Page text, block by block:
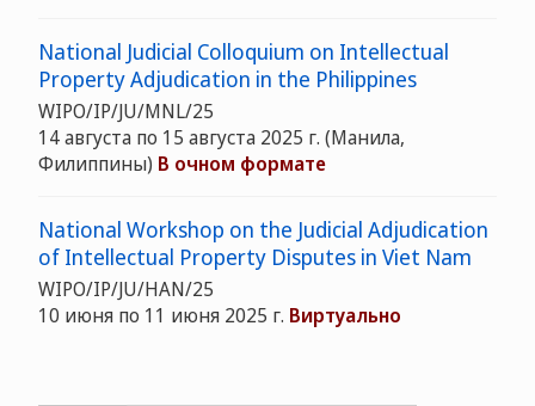
National Judicial Colloquium on Intellectual
Property Adjudication in the Philippines
WIPO/IP/JU/MNL/25
14 августа по 15 августа 2025 г. (Манила,
Филиппины) В очном формате
National Workshop on the Judicial Adjudication
of Intellectual Property Disputes in Viet Nam
WIPO/IP/JU/HAN/25
10 июня по 11 июня 2025 г. Виртуально